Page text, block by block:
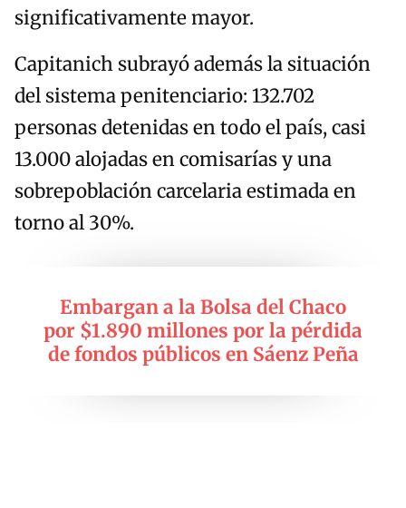
significativamente mayor.
Capitanich subrayó además la situación
del sistema penitenciario: 132.702
personas detenidas en todo el país, casi
13.000 alojadas en comisarías y una
sobrepoblación carcelaria estimada en
torno al 30%.
Embargan a la Bolsa del Chaco
por $1.890 millones por la pérdida
de fondos públicos en Sáenz Peña